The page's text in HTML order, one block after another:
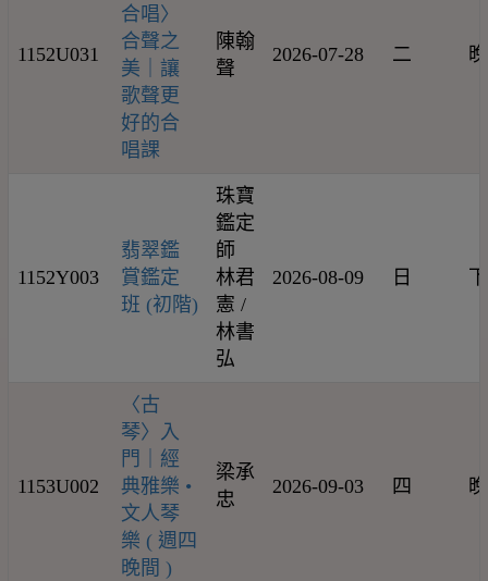
1152U031
合唱〉
合聲之
美｜讓
歌聲更
好的合
唱課
陳翰
聲
2026-07-28 二
1152Y003
翡翠鑑
賞鑑定
班 (初階)
珠寶
鑑定
師
林君
憲 /
林書
弘
2026-08-09 日
1153U002
〈古
琴〉入
門｜經
典雅樂 •
文人琴
樂 ( 週四
晚間 )
梁承
忠
2026-09-03 四